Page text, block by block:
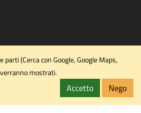
(Cerca con Google, Google Maps,
verranno mostrati.
Accetto Nego